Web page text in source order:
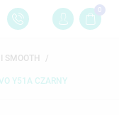
0
SMOOTH
Y51A CZARNY